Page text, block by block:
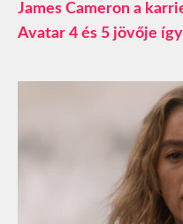
James Cameron a
Avatar 4 és 5 jövője